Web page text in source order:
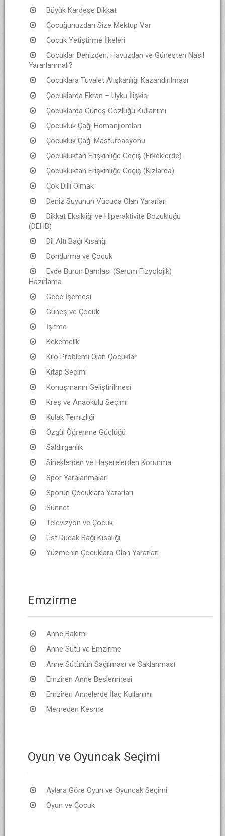
Büyük Kardeşe Dikkat
Çocuğunuzdan Size Mektup Var
Çocuk Yetiştirme İlkeleri
Çocuklar Denizden, Havuzdan ve Güneşten Nasıl
Yararlanmalı?
Çocuklara Tuvalet Alışkanlığı Kazandırılması
Çocuklarda Ekran – Uyku İlişkisi
Çocuklarda Güneş Gözlüğü Kullanımı
Çocukluk Çağı Hemanjiomları
Çocukluk Çağı Mastürbasyonu
Çocukluktan Erişkinliğe Geçiş (Erkeklerde)
Çocukluktan Erişkinliğe Geçiş (Kızlarda)
Çok Dilli Olmak
Deniz Suyunun Vücuda Olan Yararları
Dikkat Eksikliği ve Hiperaktivite Bozukluğu
(DEHB)
Dil Altı Bağı Kısalığı
Dondurma ve Çocuk
Evde Burun Damlası (Serum Fizyolojik)
Hazırlama
Gece İşemesi
Güneş ve Çocuk
İşitme
Kekemelik
Kilo Problemi Olan Çocuklar
Kitap Seçimi
Konuşmanın Geliştirilmesi
Kreş ve Anaokulu Seçimi
Kulak Temizliği
Özgül Öğrenme Güçlüğü
Saldırganlık
Sineklerden ve Haşerelerden Korunma
Spor Yaralanmaları
Sporun Çocuklara Yararları
Sünnet
Televizyon ve Çocuk
Üst Dudak Bağı Kısalığı
Yüzmenin Çocuklara Olan Yararları
Emzirme
Anne Bakımı
Anne Sütü ve Emzirme
Anne Sütünün Sağılması ve Saklanması
Emziren Anne Beslenmesi
Emziren Annelerde İlaç Kullanımı
Memeden Kesme
Oyun ve Oyuncak Seçimi
Aylara Göre Oyun ve Oyuncak Seçimi
Oyun ve Çocuk